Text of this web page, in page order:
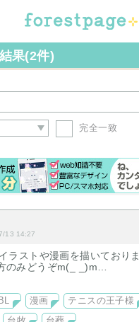
果(2件)
完全一致
13 14:27
ラストや漫画を描いておりま
のみどうぞm(_ _)m
BL 漫画 テニスの王子様